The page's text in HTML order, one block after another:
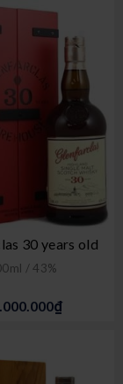
30 years old
/ 43%